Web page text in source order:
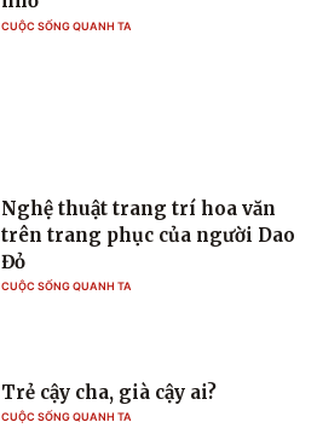
CUỘC SỐNG QUANH TA
Nghệ thuật trang trí hoa văn
trên trang phục của người Dao
Đỏ
CUỘC SỐNG QUANH TA
Trẻ cậy cha, già cậy ai?
CUỘC SỐNG QUANH TA